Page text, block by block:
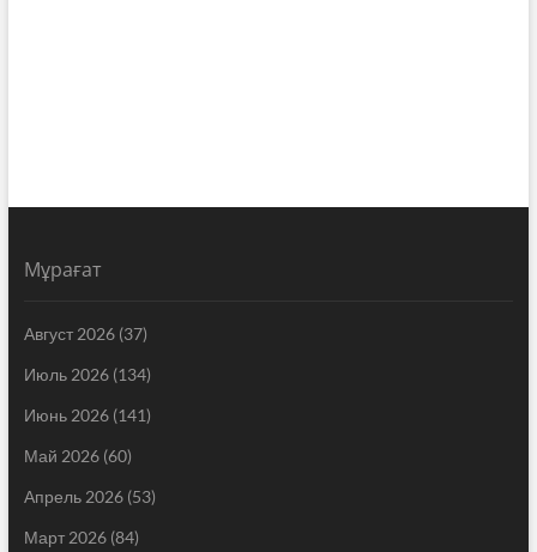
Мұрағат
Август 2026(37)
Июль 2026(134)
Июнь 2026(141)
Май 2026(60)
Апрель 2026(53)
Март 2026(84)